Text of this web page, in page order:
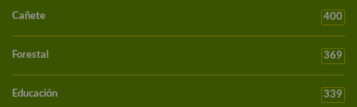
Cañete 400
Forestal 369
Educación 339